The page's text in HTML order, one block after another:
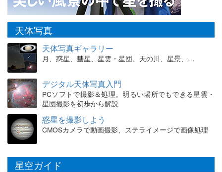
天体写真
天体写真ギャラリー
月、惑星、彗星、星雲・星団、天の川、星景、…
デジタル天体写真入門
PCソフトで撮影＆処理。明るい場所でもできる星雲・
星団撮影を初歩から解説
惑星を撮影しよう
CMOSカメラで動画撮影、ステライメージで画像処理
星空ガイド